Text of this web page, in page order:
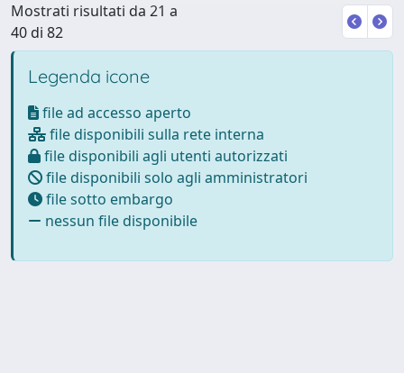
Mostrati risultati da 21 a
40 di 82
Legenda icone
file ad accesso aperto
file disponibili sulla rete interna
file disponibili agli utenti autorizzati
file disponibili solo agli amministratori
file sotto embargo
nessun file disponibile